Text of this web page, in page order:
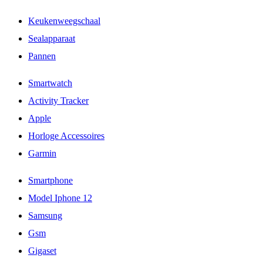
Keukenweegschaal
Sealapparaat
Pannen
Smartwatch
Activity Tracker
Apple
Horloge Accessoires
Garmin
Smartphone
Model Iphone 12
Samsung
Gsm
Gigaset